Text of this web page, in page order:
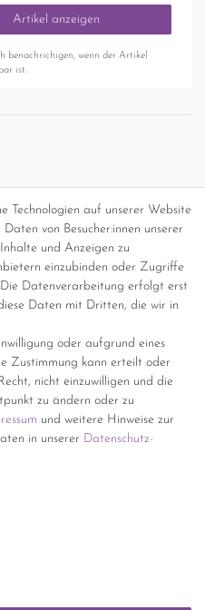
Artikel anzeigen
benachrichigen, wenn der Artikel
ist.
Technologien auf unserer Website
von Besucher:innen unserer
und Anzeigen zu
einzubinden oder Zugriffe
Datenverarbeitung erfolgt erst
Daten mit Dritten, die wir in
oder aufgrund eines
Zustimmung kann erteilt oder
nicht einzuwilligen und die
zu ändern oder zu
und weitere Hinweise zur
in unserer Daten­schutz­
(8,49 Euro ) inkl. MwSt.
(innerhalb
Gerne kaufen wir dieses an.
unterliegt gem. § 25a
ein Ausweis der
erfolgt nicht.)